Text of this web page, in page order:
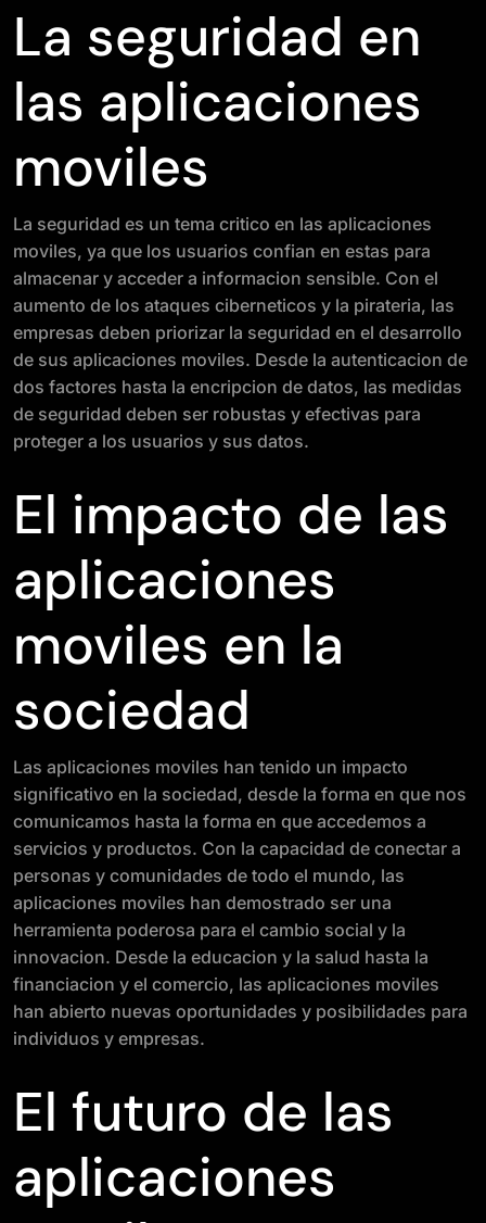
La seguridad en
las aplicaciones
moviles
La seguridad es un tema critico en las aplicaciones
moviles, ya que los usuarios confian en estas para
almacenar y acceder a informacion sensible. Con el
aumento de los ataques ciberneticos y la pirateria, las
empresas deben priorizar la seguridad en el desarrollo
de sus aplicaciones moviles. Desde la autenticacion de
dos factores hasta la encripcion de datos, las medidas
de seguridad deben ser robustas y efectivas para
proteger a los usuarios y sus datos.
El impacto de las
aplicaciones
moviles en la
sociedad
Las aplicaciones moviles han tenido un impacto
significativo en la sociedad, desde la forma en que nos
comunicamos hasta la forma en que accedemos a
servicios y productos. Con la capacidad de conectar a
personas y comunidades de todo el mundo, las
aplicaciones moviles han demostrado ser una
herramienta poderosa para el cambio social y la
innovacion. Desde la educacion y la salud hasta la
financiacion y el comercio, las aplicaciones moviles
han abierto nuevas oportunidades y posibilidades para
individuos y empresas.
El futuro de las
aplicaciones